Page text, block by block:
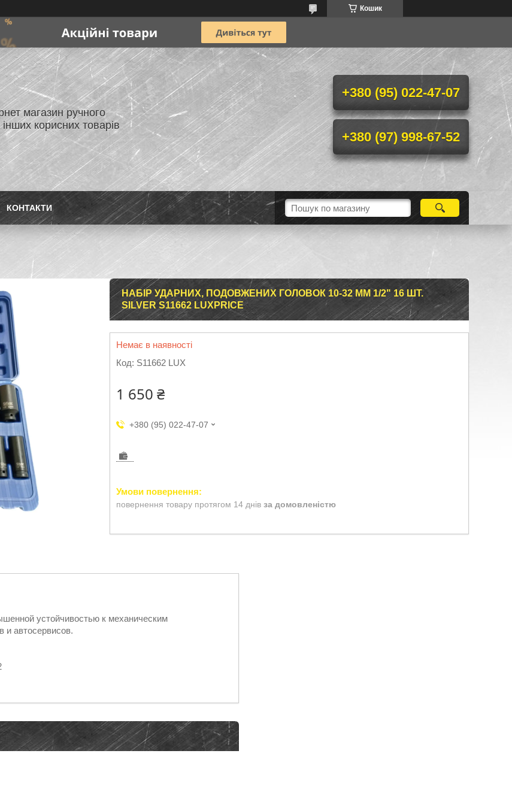
Кошик
магазин ручного
інших корисних товарів
+380 (95) 022-47-07
+380 (97) 998-67-52
КОНТАКТИ
НАБІР УДАРНИХ, ПОДОВЖЕНИХ ГОЛОВОК 10-32 ММ 1/2" 16 ШТ.
SILVER S11662 LUXPRICE
Немає в наявності
Код: S11662 LUX
1 650 ₴
+380 (95) 022-47-07
повернення товару протягом 14 днів за домовленістю
устойчивостью к механическим
и автосервисов.